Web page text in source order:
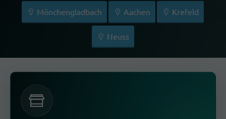
Mönchengladbach Aachen Krefeld
Neuss